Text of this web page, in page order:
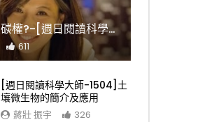
如何種樹生碳權?-[週日閱讀科學大師2022.11.06]
611
[週日閱讀科學大師-1504]土
壤微生物的簡介及應用
蔣壯 振宇 326